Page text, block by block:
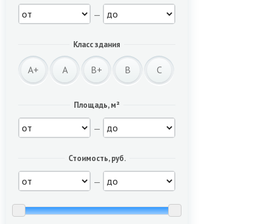
—
Класс здания
A+ A B+ B C
Площадь, м²
—
Стоимость, руб.
—